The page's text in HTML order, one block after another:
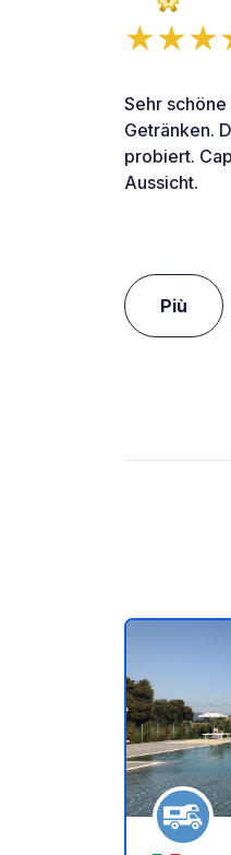
Sehr
Getränken.
probiert.
Aussicht.
Più